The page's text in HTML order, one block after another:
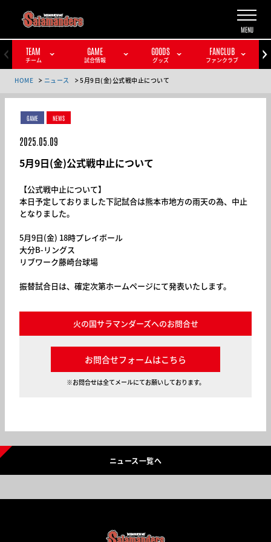
TEAM
チーム
GAME
試合情報
GOODS
グッズ
FANCLUB
ファンクラブ
HOME ニュース 5月9日(金)公式戦中止について
GAME NEWS
2025.05.09
5月9日(金)公式戦中止について
【公式戦中止について】
本日予定しておりました下記試合は熊本市地方の雨天の為、中止
となりました。
5月9日(金) 18時プレイボール
大分B-リングス
リブワーク藤崎台球場
振替試合日は、確定次第ホームページにて発表いたします。
火の国サラマンダーズへのお問合せ
お問合せフォームはこちら
※お問合せは全てメールにてお願いしております。
ニュース一覧へ